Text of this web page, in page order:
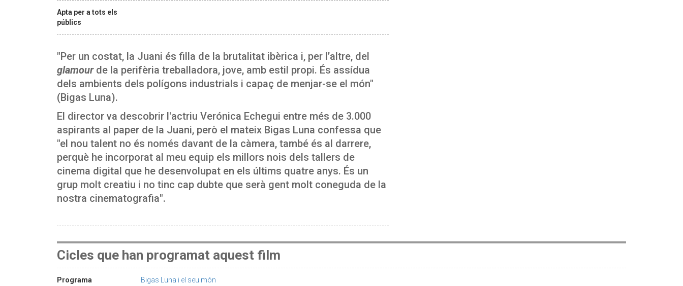
Apta per a tots els
públics
"Per un costat, la Juani és filla de la brutalitat ibèrica i, per l’altre, del
glamourde la perifèria treballadora, jove, amb estil propi. És assídua
dels ambients dels polígons industrials i capaç de menjar-se el món"
(Bigas Luna).
El director va descobrir l'actriu Verónica Echegui entre més de 3.000
aspirants al paper de la Juani, però el mateix Bigas Luna confessa que
"el nou talent no és només davant de la càmera, també és al darrere,
perquè he incorporat al meu equip els millors nois dels tallers de
cinema digital que he desenvolupat en els últims quatre anys. És un
grup molt creatiu i no tinc cap dubte que serà gent molt coneguda de la
nostra cinematografia".
Cicles que han programat aquest film
Programa
Bigas Luna i el seu món